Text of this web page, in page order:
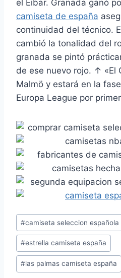
el Éibar. Granada ganó
camiseta de españa
continuidad del técnico.
cambió la tonalidad del
granada se pintó
de ese nuevo rojo. ↑ «El
Malmö y estará en la
Europa League por
Etiquetas
de
la
entrada:
#camiseta seleccion
#estrella camiseta españa
#las palmas camiseta españa